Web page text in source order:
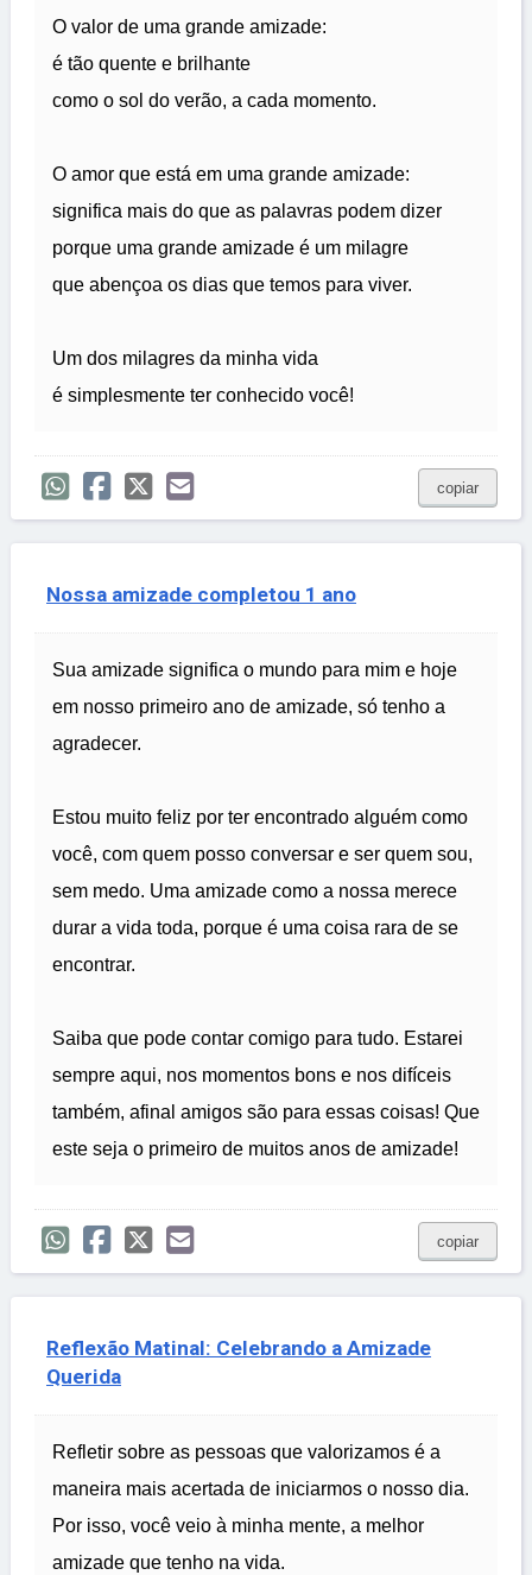
O valor de uma grande amizade:
é tão quente e brilhante
como o sol do verão, a cada momento.
O amor que está em uma grande amizade:
significa mais do que as palavras podem dizer
porque uma grande amizade é um milagre
que abençoa os dias que temos para viver.
Um dos milagres da minha vida
é simplesmente ter conhecido você!
copiar
Nossa amizade completou 1 ano
Sua amizade significa o mundo para mim e hoje
em nosso primeiro ano de amizade, só tenho a
agradecer.
Estou muito feliz por ter encontrado alguém como
você, com quem posso conversar e ser quem sou,
sem medo. Uma amizade como a nossa merece
durar a vida toda, porque é uma coisa rara de se
encontrar.
Saiba que pode contar comigo para tudo. Estarei
sempre aqui, nos momentos bons e nos difíceis
também, afinal amigos são para essas coisas! Que
este seja o primeiro de muitos anos de amizade!
copiar
Reflexão Matinal: Celebrando a Amizade
Querida
Refletir sobre as pessoas que valorizamos é a
maneira mais acertada de iniciarmos o nosso dia.
Por isso, você veio à minha mente, a melhor
amizade que tenho na vida.